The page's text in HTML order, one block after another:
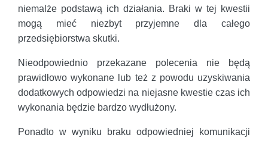
niemalże podstawą ich działania. Braki w tej kwestii
mogą mieć niezbyt przyjemne dla całego
przedsiębiorstwa skutki.
Nieodpowiednio przekazane polecenia nie będą
prawidłowo wykonane lub też z powodu uzyskiwania
dodatkowych odpowiedzi na niejasne kwestie czas ich
wykonania będzie bardzo wydłużony.
Ponadto w wyniku braku odpowiedniej komunikacji